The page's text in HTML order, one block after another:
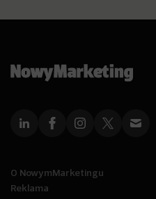
O NowymMarketingu
Reklama